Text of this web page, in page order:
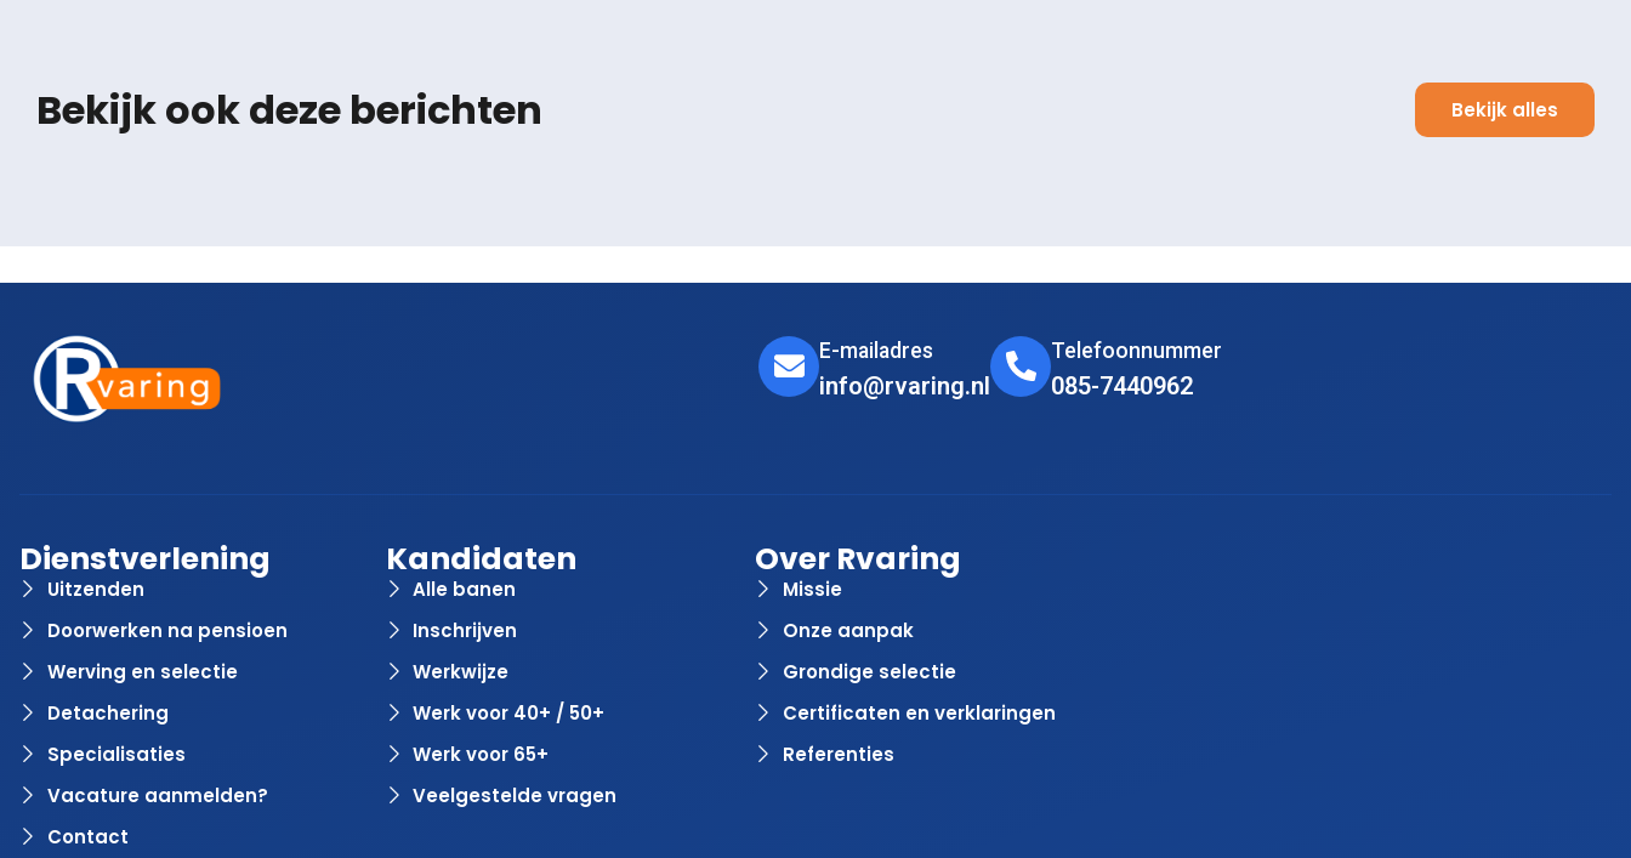
Bekijk ook deze berichten Bekijk alles
E-mailadres
info@rvaring.nl
Telefoonnummer
085-7440962
Dienstverlening
Uitzenden
Doorwerken na pensioen
Werving en selectie
Detachering
Specialisaties
Vacature aanmelden?
Contact
Kandidaten
Alle banen
Inschrijven
Werkwijze
Werk voor 40+ / 50+
Werk voor 65+
Veelgestelde vragen
Over Rvaring
Missie
Onze aanpak
Grondige selectie
Certificaten en verklaringen
Referenties